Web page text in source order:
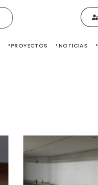
PROYECTOS NOTICIAS